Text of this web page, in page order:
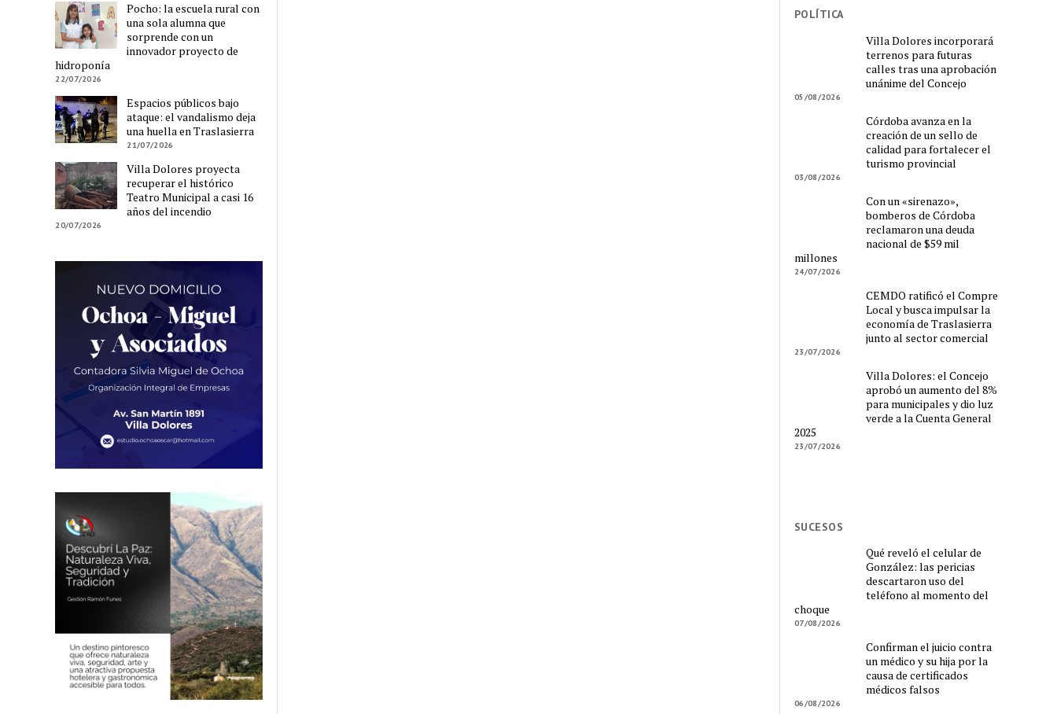
Pocho: la escuela rural con
una sola alumna que
sorprende con un
innovador proyecto de
hidroponía
22/07/2026
Espacios públicos bajo
ataque: el vandalismo deja
una huella en Traslasierra
21/07/2026
Villa Dolores proyecta
recuperar el histórico
Teatro Municipal a casi 16
años del incendio
20/07/2026
POLÍTICA
Villa Dolores incorporará
terrenos para futuras
calles tras una aprobación
unánime del Concejo
05/08/2026
Córdoba avanza en la
creación de un sello de
calidad para fortalecer el
turismo provincial
03/08/2026
Con un «sirenazo»,
bomberos de Córdoba
reclamaron una deuda
nacional de $59 mil
millones
24/07/2026
CEMDO ratificó el Compre
Local y busca impulsar la
economía de Traslasierra
junto al sector comercial
23/07/2026
Villa Dolores: el Concejo
aprobó un aumento del 8%
para municipales y dio luz
verde a la Cuenta General
2025
23/07/2026
SUCESOS
Qué reveló el celular de
González: las pericias
descartaron uso del
teléfono al momento del
choque
07/08/2026
Confirman el juicio contra
un médico y su hija por la
causa de certificados
médicos falsos
06/08/2026